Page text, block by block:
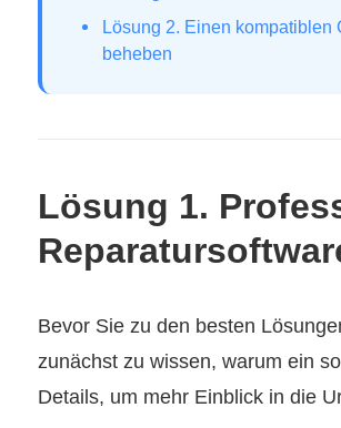
Lösung 2. Einen kompatiblen
beheben
Lösung 1.
Bevor Sie zu den besten
zunächst zu wissen, warum ein
Details, um mehr Einblick in die